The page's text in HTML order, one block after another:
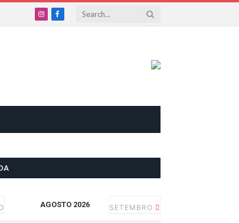
InstagramFacebook
AGOSTO 2026 SETEMBRO